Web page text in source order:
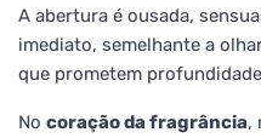
A abertura é ousada,
imediato, semelhante a
que prometem
No coração da fragrância,